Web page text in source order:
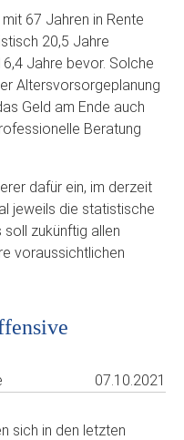
67 Jahren in Rente
20,5 Jahre
Jahre bevor. Solche
Altersvorsorgeplanung
Geld am Ende auch
Beratung
dafür ein, im derzeit
jeweils die statistische
soll zukünftig allen
voraussichtlichen
07.10.2021
sich in den letzten